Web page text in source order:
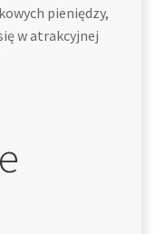
pieniędzy,
w atrakcyjnej